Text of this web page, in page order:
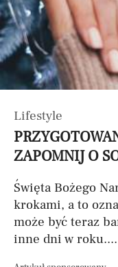
Lifestyle
ZAPOMNIJ O
Święta Bożego
krokami, a to
może być teraz
inne dni w roku....